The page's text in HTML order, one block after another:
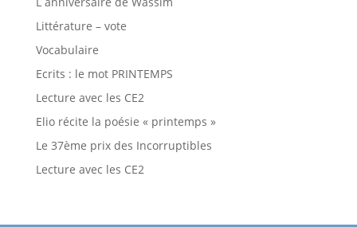
Littérature – vote
Vocabulaire
Ecrits : le mot PRINTEMPS
Lecture avec les CE2
Elio récite la poésie « printemps »
Le 37ème prix des Incorruptibles
Lecture avec les CE2